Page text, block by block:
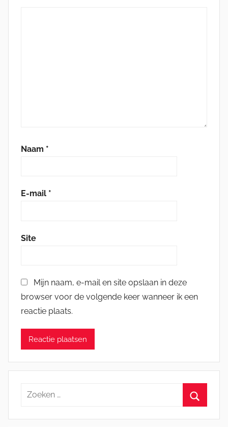
Naam *
E-mail *
Site
Mijn naam, e-mail en site opslaan in deze
browser voor de volgende keer wanneer ik een
reactie plaats.
Zoeken